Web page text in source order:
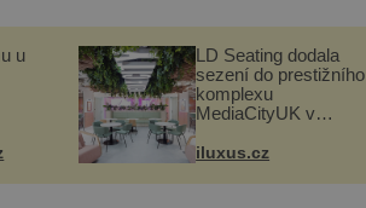
u
LD Seating dodala
sezení do prestižního
komplexu
MediaCityUK v
iluxus.cz